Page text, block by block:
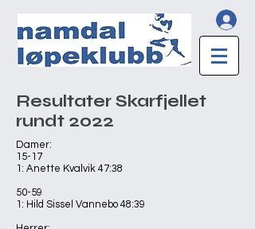
Resultater Skarfjellet
rundt 2022
Damer:
15-17
1: Anette Kvalvik 47:38
50-59
1: Hild Sissel Vannebo 48:39